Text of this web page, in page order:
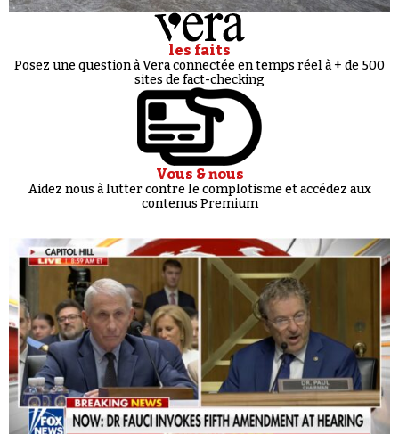
les faits
Posez une question à Vera connectée en temps réel à + de 500
sites de fact-checking
Vous & nous
Aidez nous à lutter contre le complotisme et accédez aux
contenus Premium